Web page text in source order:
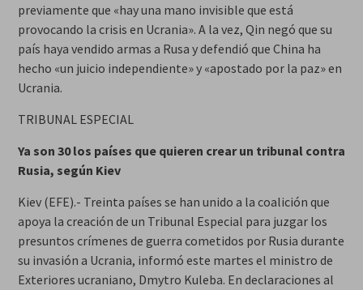
previamente que «hay una mano invisible que está
provocando la crisis en Ucrania». A la vez, Qin negó que su
país haya vendido armas a Rusa y defendió que China ha
hecho «un juicio independiente» y «apostado por la paz» en
Ucrania.
TRIBUNAL ESPECIAL
Ya son 30 los países que quieren crear un tribunal contra
Rusia, según Kiev
Kiev (EFE).- Treinta países se han unido a la coalición que
apoya la creación de un Tribunal Especial para juzgar los
presuntos crímenes de guerra cometidos por Rusia durante
su invasión a Ucrania, informó este martes el ministro de
Exteriores ucraniano, Dmytro Kuleba. En declaraciones al